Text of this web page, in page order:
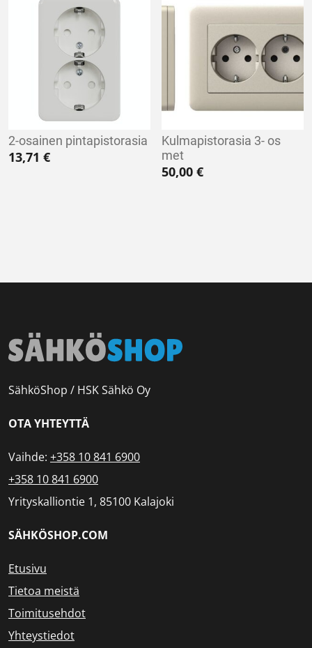
2-osainen pintapistorasia
13,71 €
Kulmapistorasia 3- os
met
50,00€
SähköShop / HSK Sähkö Oy
OTA YHTEYTTÄ
Vaihde: +358 10 841 6900
+358 10 841 6900
Yrityskalliontie 1, 85100 Kalajoki
SÄHKÖSHOP.COM
Etusivu
Tietoa meistä
Toimitusehdot
Yhteystiedot